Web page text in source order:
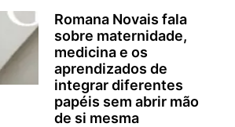
Romana Novais fala
sobre maternidade,
medicina e os
aprendizados de
integrar diferentes
papéis sem abrir mão
de si mesma